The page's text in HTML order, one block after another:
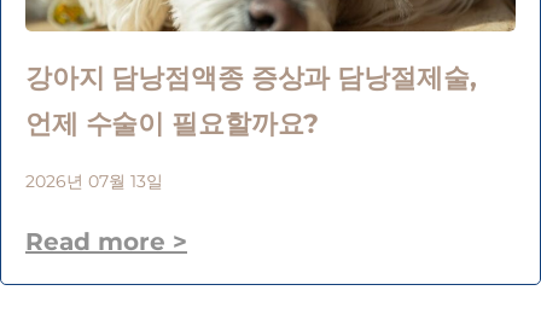
강아지 담낭점액종 증상과 담낭절제술,
언제 수술이 필요할까요?
2026년 07월 13일
Read more >